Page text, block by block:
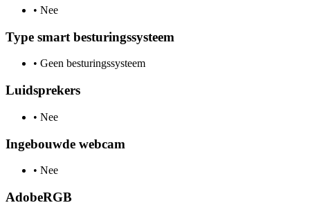
• Nee
Type smart besturingssysteem
• Geen besturingssysteem
Luidsprekers
• Nee
Ingebouwde webcam
• Nee
AdobeRGB